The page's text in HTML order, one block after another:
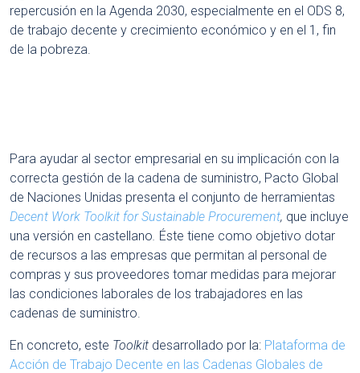
repercusión en la Agenda 2030, especialmente en el ODS 8,
de trabajo decente y crecimiento económico y en el 1, fin
de la pobreza.
Para ayudar al sector empresarial en su implicación con la
correcta gestión de la cadena de suministro, Pacto Global
de Naciones Unidas presenta el conjunto de herramientas
Decent Work Toolkit for Sustainable Procurement, que incluye
una versión en castellano. Éste tiene como objetivo dotar
de recursos a las empresas que permitan al personal de
compras y sus proveedores tomar medidas para mejorar
las condiciones laborales de los trabajadores en las
cadenas de suministro.
En concreto, este Toolkit desarrollado por la: Plataforma de
Acción de Trabajo Decente en las Cadenas Globales de